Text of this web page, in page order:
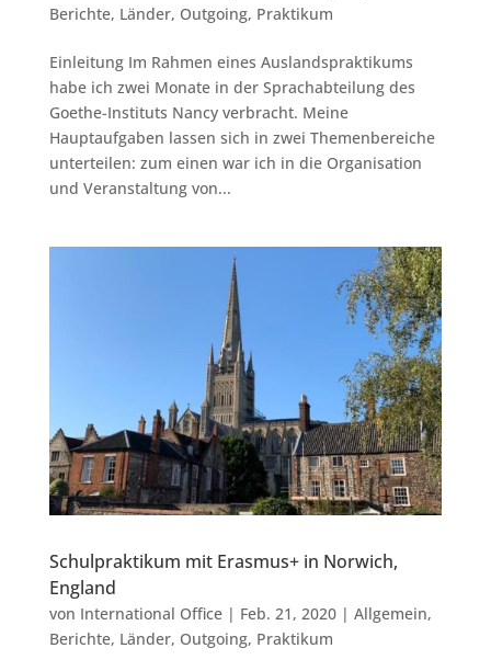
Berichte, Länder, Outgoing, Praktikum
Einleitung Im Rahmen eines Auslandspraktikums
habe ich zwei Monate in der Sprachabteilung des
Goethe-Instituts Nancy verbracht. Meine
Hauptaufgaben lassen sich in zwei Themenbereiche
unterteilen: zum einen war ich in die Organisation
und Veranstaltung von...
Schulpraktikum mit Erasmus+ in Norwich,
England
von International Office| Feb. 21, 2020| Allgemein,
Berichte, Länder, Outgoing, Praktikum